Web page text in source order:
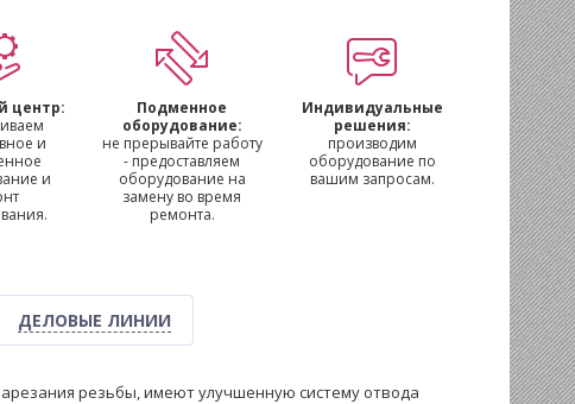
центр:
и
и
Подменное
оборудование:
не прерывайте работу
- предоставляем
оборудование на
замену во время
ремонта.
Индивидуальные
решения:
производим
оборудование по
вашим запросам.
ДЕЛОВЫЕ ЛИНИИ
резьбы, имеют улучшенную систему отвода